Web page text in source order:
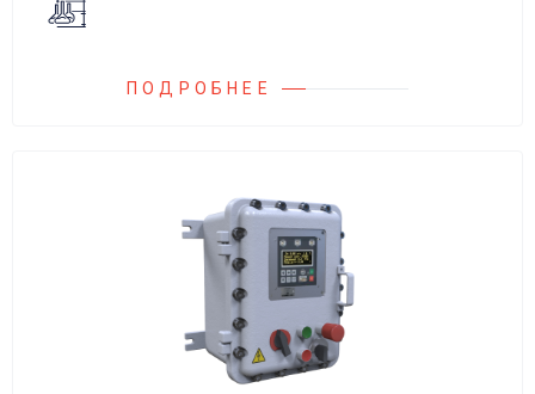
насосных агрегатов и установок.
ПОДРОБНЕЕ